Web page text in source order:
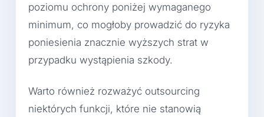
poziomu ochrony poniżej wymaganego
minimum, co mogłoby prowadzić do ryzyka
poniesienia znacznie wyższych strat w
przypadku wystąpienia szkody.
Warto również rozważyć outsourcing
niektórych funkcji, które nie stanowią